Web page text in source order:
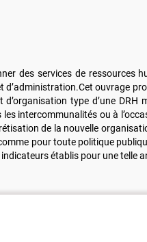
des services de ressources
ouvrage
type d’une DRH
intercommunalités ou à
de la nouvelle
pour toute politique
établis pour une telle